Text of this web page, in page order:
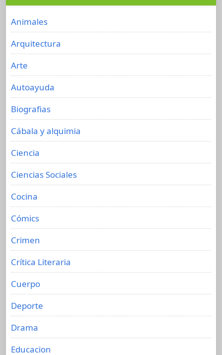
Animales
Arquitectura
Arte
Autoayuda
Biografias
Cábala y alquimia
Ciencia
Ciencias Sociales
Cocina
Cómics
Crimen
Crítica Literaria
Cuerpo
Deporte
Drama
Educacion